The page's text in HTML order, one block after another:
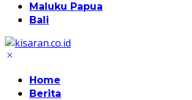
Maluku Papua
Bali
Home
Berita